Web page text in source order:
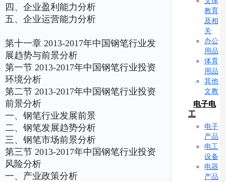
四、企业盈利能力分析
五、企业运营能力分析
第十一章 2013-2017年中国钢笔行业发
展趋势与前景分析
第一节 2013-2017年中国钢笔行业投资
环境分析
第二节 2013-2017年中国钢笔行业投资
前景分析
一、钢笔行业发展前景
二、钢笔发展趋势分析
三、钢笔市场前景分析
第三节 2013-2017年中国钢笔行业投资
风险分析
一、产业政策分析
教育
及相
关
办公
用品
体育
用品
其他
文教
电子电
工
电子
产品
电工
设备
电器
产品